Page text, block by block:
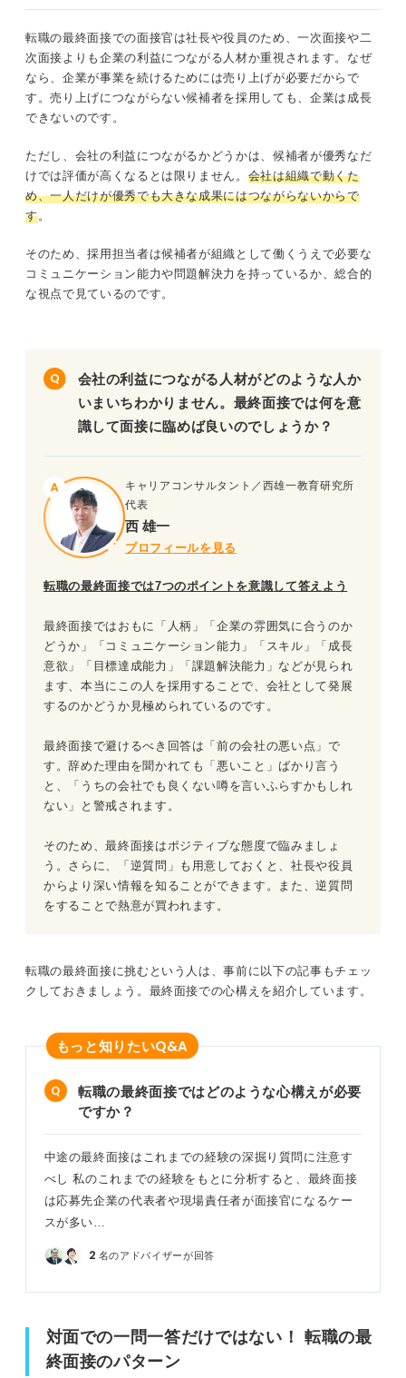
転職の最終面接での面接官は社長や役員のため、一次面接や二
次面接よりも企業の利益につながる人材か重視されます。なぜ
なら、企業が事業を続けるためには売り上げが必要だからで
す。売り上げにつながらない候補者を採用しても、企業は成長
できないのです。
ただし、会社の利益につながるかどうかは、候補者が優秀なだ
けでは評価が高くなるとは限りません。 会社は組織で動くた
め、一人だけが優秀でも大きな成果にはつながらないからで
す。
そのため、採用担当者は候補者が組織として働くうえで必要な
コミュニケーション能力や問題解決力を持っているか、総合的
な視点で見ているのです。
会社の利益につながる人材がどのような人か
いまいちわかりません。最終面接では何を意
識して面接に臨めば良いのでしょうか？
キャリアコンサルタント／西雄一教育研究所
代表
西 雄一
プロフィールを見る
転職の最終面接では7つのポイントを意識して答えよう
最終面接ではおもに「人柄」「企業の雰囲気に合うのか
どうか」「コミュニケーション能力」「スキル」「成長
意欲」「目標達成能力」「課題解決能力」などが見られ
ます、本当にこの人を採用することで、会社として発展
するのかどうか見極められているのです。
最終面接で避けるべき回答は「前の会社の悪い点」で
す。辞めた理由を聞かれても「悪いこと」ばかり言う
と、「うちの会社でも良くない噂を言いふらすかもしれ
ない」と警戒されます。
そのため、最終面接はポジティブな態度で臨みましょ
う。さらに、「逆質問」も用意しておくと、社長や役員
からより深い情報を知ることができます。また、逆質問
をすることで熱意が買われます。
転職の最終面接に挑むという人は、事前に以下の記事もチェッ
クしておきましょう。最終面接での心構えを紹介しています。
もっと知りたいQ&A
転職の最終面接ではどのような心構えが必要
ですか？
中途の最終面接はこれまでの経験の深掘り質問に注意す
べし 私のこれまでの経験をもとに分析すると、最終面接
は応募先企業の代表者や現場責任者が面接官になるケー
スが多い…
2 名のアドバイザーが回答
対面での一問一答だけではない！ 転職の最
終面接のパターン